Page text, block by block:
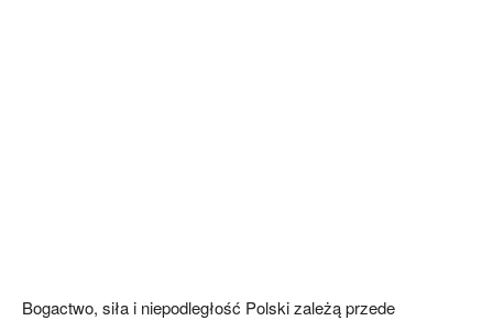
Bogactwo, siła i niepodległość Polski zależą przede